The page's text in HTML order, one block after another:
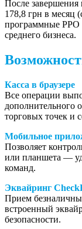
После завершения
178,8 грн в месяц
программные РРО
среднего бизнеса.
Касса в браузере
Все операции
дополнительного
торговых точек и
Мобильное
Позволяет
или планшета —
команд.
Эквайринг
Прием
встроенный
безопасности.